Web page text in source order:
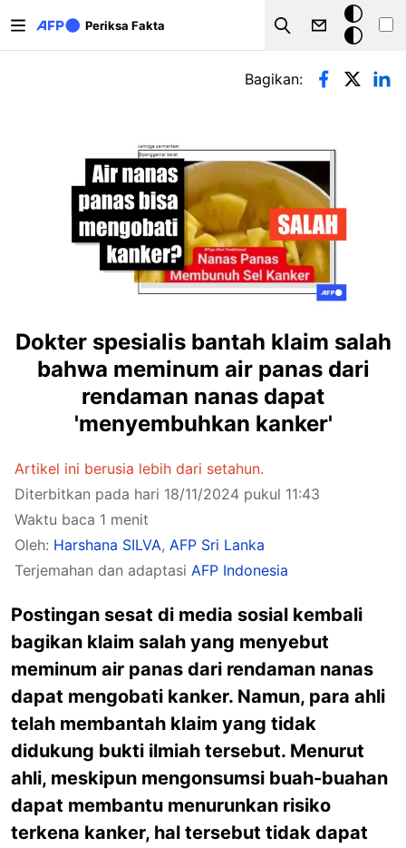
Periksa Fakta
Search
Mode
gelap
Tab primer
Bagikan:
Dokter spesialis bantah klaim salah
bahwa meminum air panas dari
rendaman nanas dapat
'menyembuhkan kanker'
Artikel ini berusia lebih dari setahun.
Diterbitkan pada hari 18/11/2024 pukul 11:43
Waktu baca 1 menit
Oleh: Harshana SILVA, AFP Sri Lanka
Terjemahan dan adaptasi AFP Indonesia
Postingan sesat di media sosial kembali
bagikan klaim salah yang menyebut
meminum air panas dari rendaman nanas
dapat mengobati kanker. Namun, para ahli
telah membantah klaim yang tidak
didukung bukti ilmiah tersebut. Menurut
ahli, meskipun mengonsumsi buah-buahan
dapat membantu menurunkan risiko
terkena kanker, hal tersebut tidak dapat